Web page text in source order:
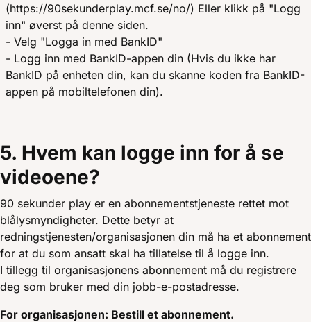
(https://90sekunderplay.mcf.se/no/) Eller klikk på "Logg
inn" øverst på denne siden.
- Velg "Logga in med BankID"
- Logg inn med BankID-appen din (Hvis du ikke har
BankID på enheten din, kan du skanne koden fra BankID-
appen på mobiltelefonen din).
5. Hvem kan logge inn for å se
videoene?
90 sekunder play er en abonnementstjeneste rettet mot
blålysmyndigheter. Dette betyr at
redningstjenesten/organisasjonen din må ha et abonnement
for at du som ansatt skal ha tillatelse til å logge inn.
I tillegg til organisasjonens abonnement må du registrere
deg som bruker med din jobb-e-postadresse.
For organisasjonen: Bestill et abonnement.